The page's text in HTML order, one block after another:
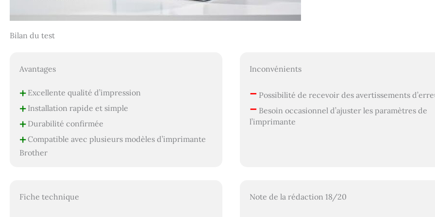
Bilan du test
Avantages
+Excellente qualité d’impression
+Installation rapide et simple
+Durabilité confirmée
+Compatible avec plusieurs modèles d’imprimante
Brother
Inconvénients
– Possibilité de recevoir des avertissements
– Besoin occasionnel d’ajuster les paramètres de
l’imprimante
Fiche technique Note de la rédaction 18/20